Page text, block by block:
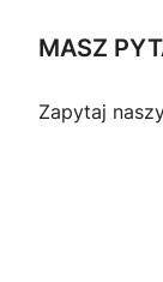
MASZ
Zapytaj